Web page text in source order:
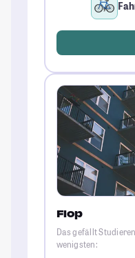
Flop
Das gefällt
wenigsten: